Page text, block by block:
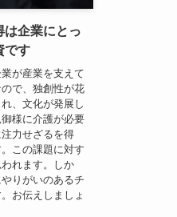
は企業にとっ
です
が産業を支えて
で、独創性が花
、文化が発展し
様に介護が必要
力せざるを得
この課題に対す
れます。しか
りがいのあるチ
お伝えしましょ